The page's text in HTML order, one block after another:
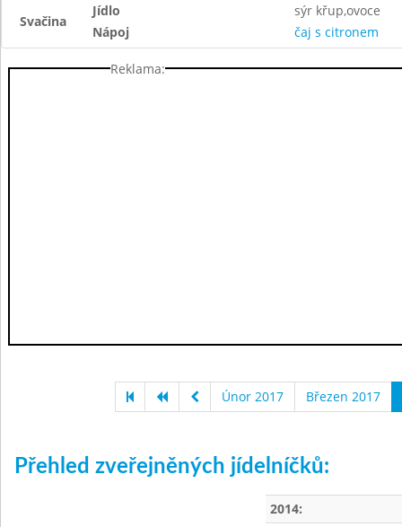
Svačina
Jídlo
sýr křup,ovoce
Nápoj
čaj s citronem
Reklama:
Únor 2017 Březen 2017
Přehled zveřejněných jídelníčků:
2014: